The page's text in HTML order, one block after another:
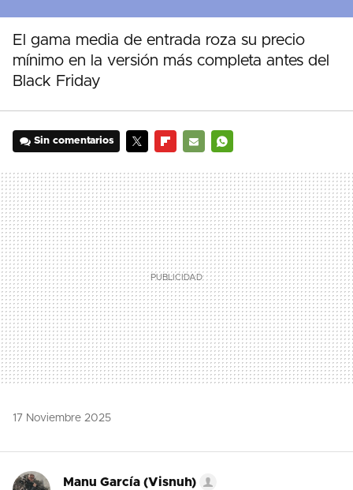
El gama media de entrada roza su precio
mínimo en la versión más completa antes del
Black Friday
Sin comentarios
MAIL
17 Noviembre 2025
Manu García (Visnuh)